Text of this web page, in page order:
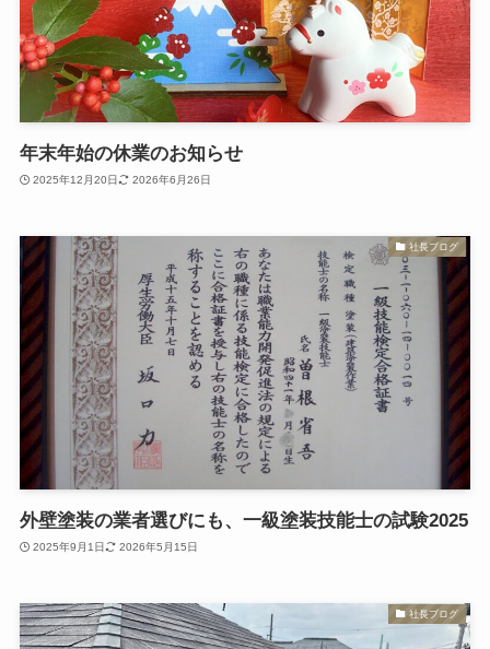
年末年始の休業のお知らせ
2025年12月20日 2026年6月26日
社長ブログ
外壁塗装の業者選びにも、一級塗装技能士の試験2025
2025年9月1日 2026年5月15日
社長ブログ